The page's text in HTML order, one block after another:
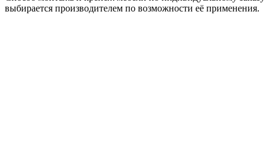
выбирается производителем по возможности её применения.